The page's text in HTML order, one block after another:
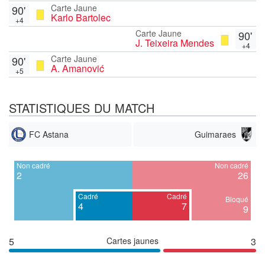
Carte Jaune
Karlo Bartolec
90'
+4
90'
+4
Carte Jaune
J. Teixeira Mendes
Carte Jaune
A. Amanović
90'
+5
STATISTIQUES DU MATCH
FC Astana Guimaraes
Non cadré
2
Cadré
4
Cadré
7
Non cadré
26
Bloqué
9
5 Cartes jaunes 3